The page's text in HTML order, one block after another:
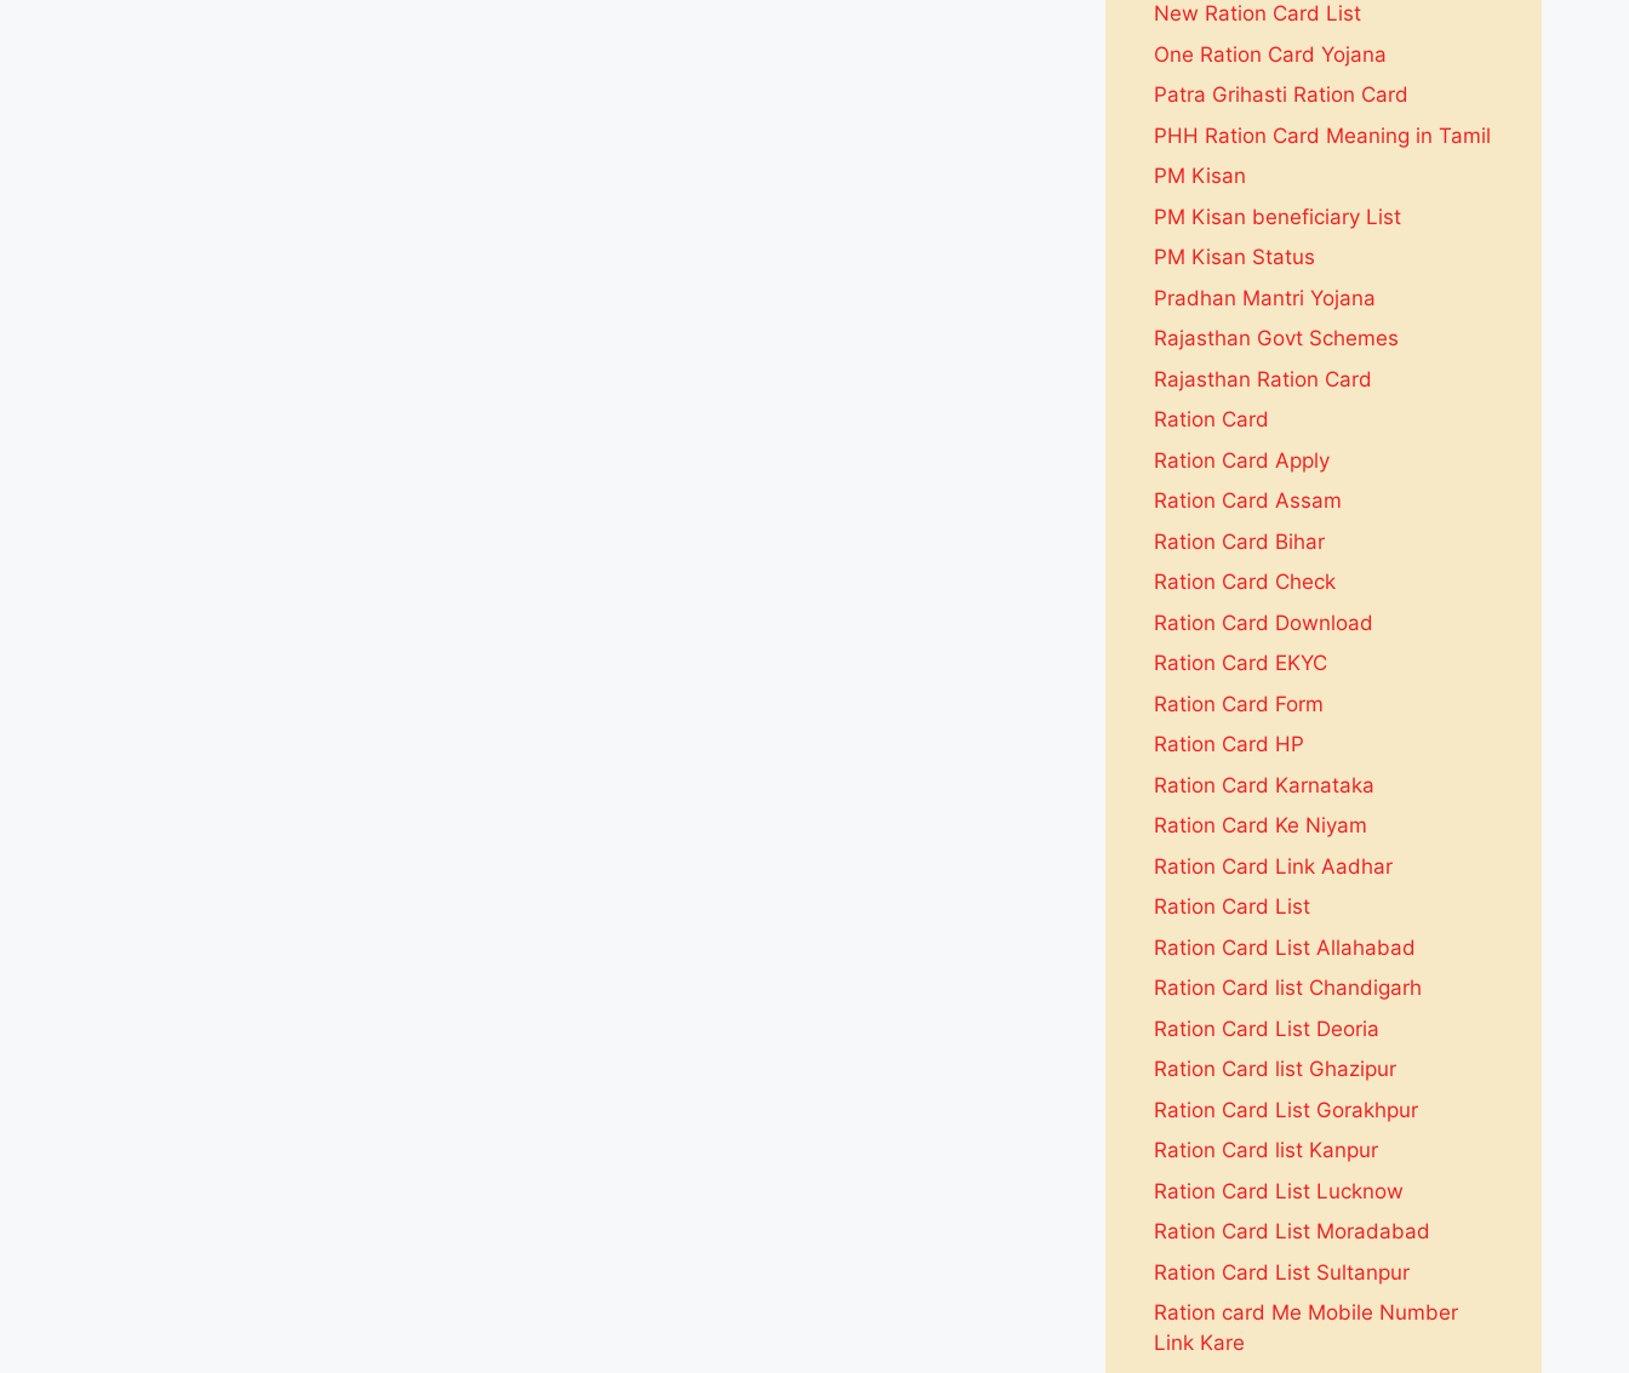
New Ration Card List
One Ration Card Yojana
Patra Grihasti Ration Card
PHH Ration Card Meaning in Tamil
PM Kisan
PM Kisan beneficiary List
PM Kisan Status
Pradhan Mantri Yojana
Rajasthan Govt Schemes
Rajasthan Ration Card
Ration Card
Ration Card Apply
Ration Card Assam
Ration Card Bihar
Ration Card Check
Ration Card Download
Ration Card EKYC
Ration Card Form
Ration Card HP
Ration Card Karnataka
Ration Card Ke Niyam
Ration Card Link Aadhar
Ration Card List
Ration Card List Allahabad
Ration Card list Chandigarh
Ration Card List Deoria
Ration Card list Ghazipur
Ration Card List Gorakhpur
Ration Card list Kanpur
Ration Card List Lucknow
Ration Card List Moradabad
Ration Card List Sultanpur
Ration card Me Mobile Number
Link Kare